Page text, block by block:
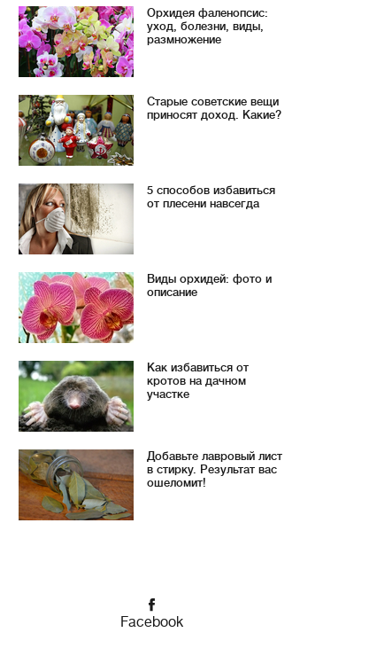
Орхидея фаленопсис:
уход, болезни, виды,
размножение
Старые советские вещи
приносят доход. Какие?
5 способов избавиться
от плесени навсегда
Виды орхидей: фото и
описание
Как избавиться от
кротов на дачном
участке
Добавьте лавровый лист
в стирку. Результат вас
ошеломит!
Facebook